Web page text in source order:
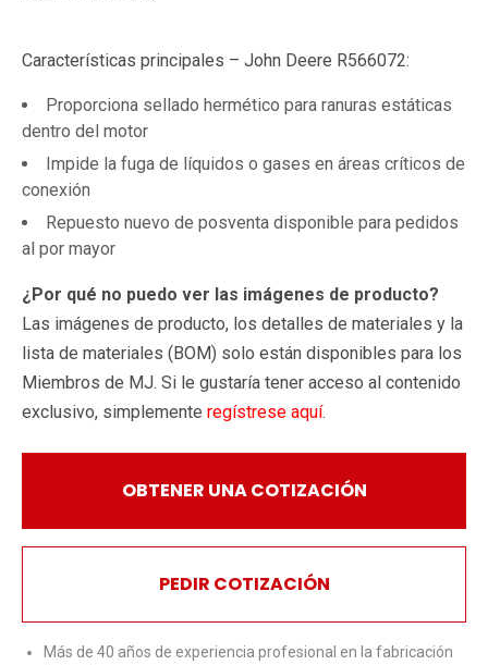
Características principales – John Deere R566072:
Proporciona sellado hermético para ranuras estáticas
dentro del motor
Impide la fuga de líquidos o gases en áreas críticos de
conexión
Repuesto nuevo de posventa disponible para pedidos
al por mayor
¿Por qué no puedo ver las imágenes de producto?
Las imágenes de producto, los detalles de materiales y la
lista de materiales (BOM) solo están disponibles para los
Miembros de MJ. Si le gustaría tener acceso al contenido
exclusivo, simplemente regístrese aquí.
OBTENER UNA COTIZACIÓN
PEDIR COTIZACIÓN
Más de 40 años de experiencia profesional en la fabricación